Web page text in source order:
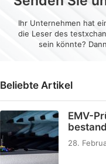
Beliebte Artikel
EMV-
28.
Ihr Unternehmen hat
die Leser des
sein könnte?